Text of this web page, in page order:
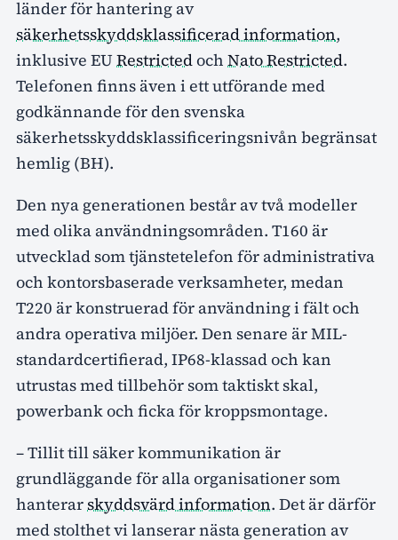
länder för hantering av
säkerhetsskyddsklassificerad information,
inklusive EURestrictedoch Nato Restricted.
Telefonen finns även i ett utförande med
godkännande för den svenska
säkerhetsskyddsklassificeringsnivån begränsat
hemlig (BH).
Den nya generationen består av två modeller
med olika användningsområden. T160 är
utvecklad som tjänstetelefon för administrativa
och kontorsbaserade verksamheter, medan
T220 är konstruerad för användning i fält och
andra operativa miljöer. Den senare är MIL-
standardcertifierad, IP68-klassad och kan
utrustas med tillbehör som taktiskt skal,
powerbank och ficka för kroppsmontage.
– Tillit till säker kommunikation är
grundläggande för alla organisationer som
hanterarskyddsvärd information. Det är därför
med stolthet vi lanserar nästa generation av